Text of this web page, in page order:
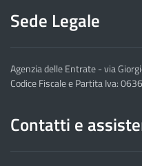
Sede Legale
Agenzia delle Entrate - via
Codice Fiscale e Partita Iva:
Contatti e